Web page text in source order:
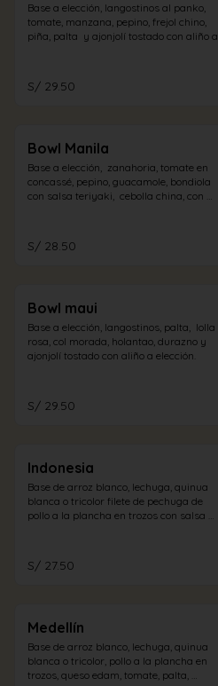
Base a elección, langostinos al panko,
tomate, manzana, pepino, frejol chino,
piña, palta  y ajonjolí tostado con aliño a
S/ 29.50
Bowl Manila
Base a elección,  zanahoria, tomate en
concassé, pepino, guacamole, bondiola
con salsa teriyaki,  cebolla china, con
S/ 28.50
Bowl maui
Base a elección, langostinos, palta,  lolla
rosa, col morada, holantao, durazno y
ajonjolí tostado con aliño a elección.
S/ 29.50
Indonesia
Base de arroz blanco, lechuga, quinua
blanca o tricolor filete de pechuga de
pollo a la plancha en trozos con salsa
con vinagreta cabo blanco. (picante)
S/ 27.50
Medellín
Base de arroz blanco, lechuga, quinua
blanca o tricolor, pollo a la plancha en
trozos, queso edam, tomate, palta,